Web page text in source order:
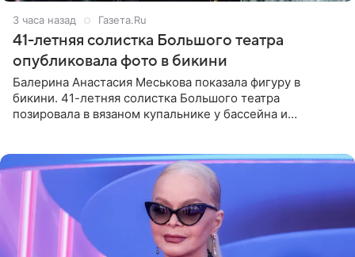
3 часа назад Газета.Ru
41-летняя солистка Большого театра
опубликовала фото в бикини
Балерина Анастасия Меськова показала фигуру в
бикини. 41-летняя солистка Большого театра
позировала в вязаном купальнике у бассейна и